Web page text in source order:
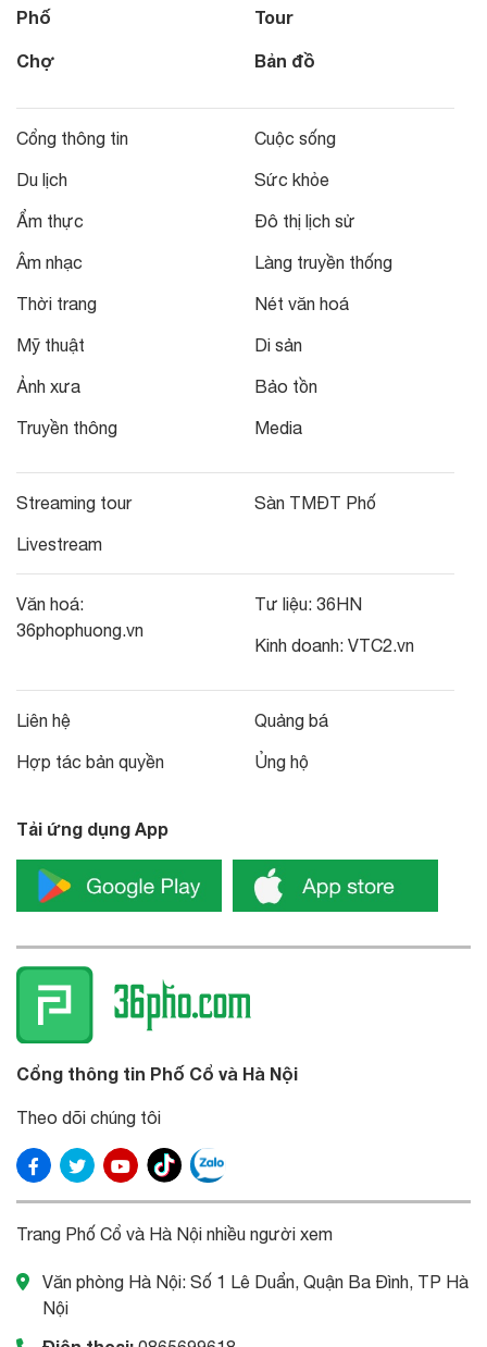
Phố
Chợ
Tour
Bản đồ
Cổng thông tin
Du lịch
Ẩm thực
Âm nhạc
Thời trang
Mỹ thuật
Ảnh xưa
Truyền thông
Cuộc sống
Sức khỏe
Đô thị lịch sử
Làng truyền thống
Nét văn hoá
Di sản
Bảo tồn
Media
Streaming tour
Livestream
Sàn TMĐT Phố
Văn hoá:
36phophuong.vn
Tư liệu: 36HN
Kinh doanh: VTC2.vn
Liên hệ
Hợp tác bản quyền
Quảng bá
Ủng hộ
Tải ứng dụng App
Cổng thông tin Phố Cổ và Hà Nội
Theo dõi chúng tôi
Trang Phố Cổ và Hà Nội nhiều người xem
Văn phòng Hà Nội: Số 1 Lê Duẩn, Quận Ba Đình, TP Hà
Nội